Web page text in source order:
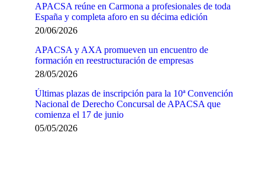
APACSA reúne en Carmona a profesionales de toda
España y completa aforo en su décima edición
20/06/2026
APACSA y AXA promueven un encuentro de
formación en reestructuración de empresas
28/05/2026
Últimas plazas de inscripción para la 10ª Convención
Nacional de Derecho Concursal de APACSA que
comienza el 17 de junio
05/05/2026